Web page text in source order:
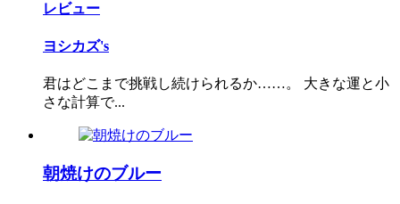
レビュー
ヨシカズ's
君はどこまで挑戦し続けられるか……。 大きな運と小
さな計算で...
朝焼けのブルー